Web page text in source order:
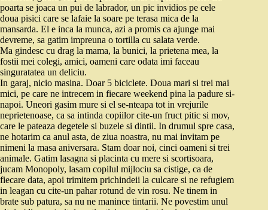
poarta se joaca un pui de labrador, un pic invidios pe cele
doua pisici care se lafaie la soare pe terasa mica de la
mansarda. El e inca la munca, azi a promis ca ajunge mai
devreme, sa gatim impreuna o tortilla cu salata verde.
Ma gindesc cu drag la mama, la bunici, la prietena mea, la
fostii mei colegi, amici, oameni care odata imi faceau
singuratatea un deliciu.
In garaj, nicio masina. Doar 5 biciclete. Doua mari si trei mai
mici, pe care ne intrecem in fiecare weekend pina la padure si-
napoi. Uneori gasim mure si el se-nteapa tot in vrejurile
neprietenoase, ca sa intinda copiilor cite-un fruct pitic si mov,
care le pateaza degetele si buzele si dintii. In drumul spre casa,
ne hotarim ca anul asta, de ziua noastra, nu mai invitam pe
nimeni la masa aniversara. Stam doar noi, cinci oameni si trei
animale. Gatim lasagna si placinta cu mere si scortisoara,
jucam Monopoly, lasam copilul mijlociu sa cistige, ca de
fiecare data, apoi trimitem prichindeii la culcare si ne refugiem
in leagan cu cite-un pahar rotund de vin rosu. Ne tinem in
brate sub patura, sa nu ne manince tintarii. Ne povestim unul